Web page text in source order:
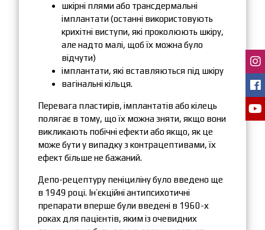
шкірні плями або трансдермальні
імплантати (останні використовують
крихітні виступи, які проколюють шкіру,
але надто малі, щоб їх можна було
відчути)
імплантати, які вставляються під шкіру
вагінальні кільця.
Перевага пластирів, імплантатів або кілець
полягає в тому, що їх можна зняти, якщо вони
викликають побічні ефекти або якщо, як це
може бути у випадку з контрацептивами, їх
ефект більше не бажаний.
Депо-рецептуру пеніциліну було введено ще
в 1949 році. Ін’єкційні антипсихотичні
препарати вперше були введені в 1960-х
роках для пацієнтів, яким із очевидних